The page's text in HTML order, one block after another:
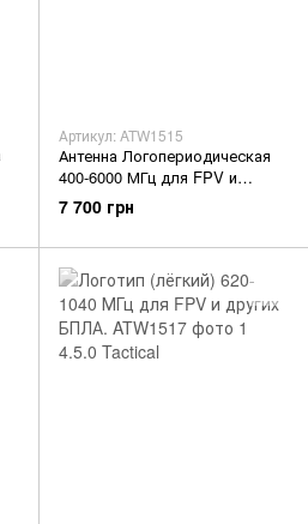
Артикул: ATW1515
Антенна Логопериодическая
400-6000 МГц для FPV и
других БПЛА
7 700 грн